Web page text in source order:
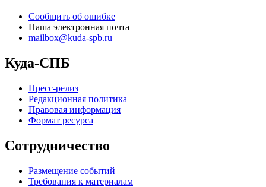
Сообщить об ошибке
Наша электронная почта
mailbox@kuda-spb.ru
Куда-СПБ
Пресс-релиз
Редакционная политика
Правовая информация
Формат ресурса
Сотрудничество
Размещение событий
Требования к материалам